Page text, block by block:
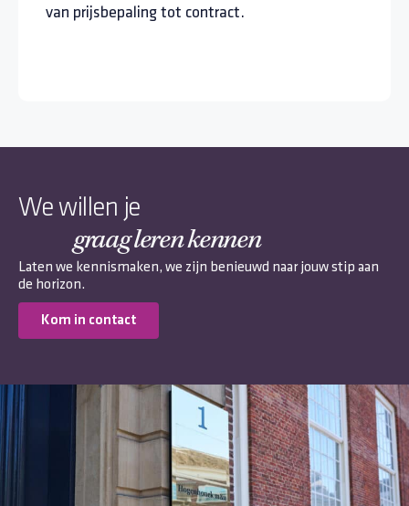
van prijsbepaling tot contract.
We willen je
graag leren kennen
Laten we kennismaken, we zijn benieuwd naar jouw stip aan
de horizon.
Kom in contact